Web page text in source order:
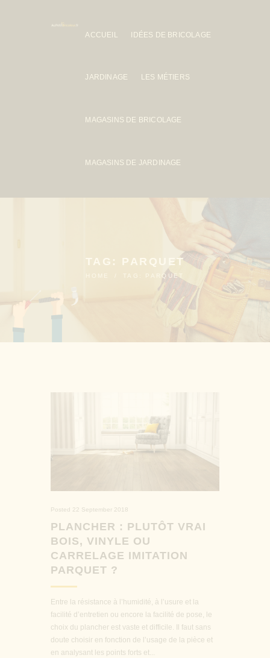
ACCUEIL IDÉES DE BRICOLAGE
JARDINAGE LES MÉTIERS
MAGASINS DE BRICOLAGE
MAGASINS DE JARDINAGE
TAG: PARQUET
HOME TAG: PARQUET
Posted 22 September 2018
PLANCHER : PLUTÔT VRAI
BOIS, VINYLE OU
CARRELAGE IMITATION
PARQUET ?
Entre la résistance à l’humidité, à l’usure et la
facilité d’entretien ou encore la facilité de pose, le
choix du plancher est vaste et difficile. Il faut sans
doute choisir en fonction de l’usage de la pièce et
en analysant les points forts et...